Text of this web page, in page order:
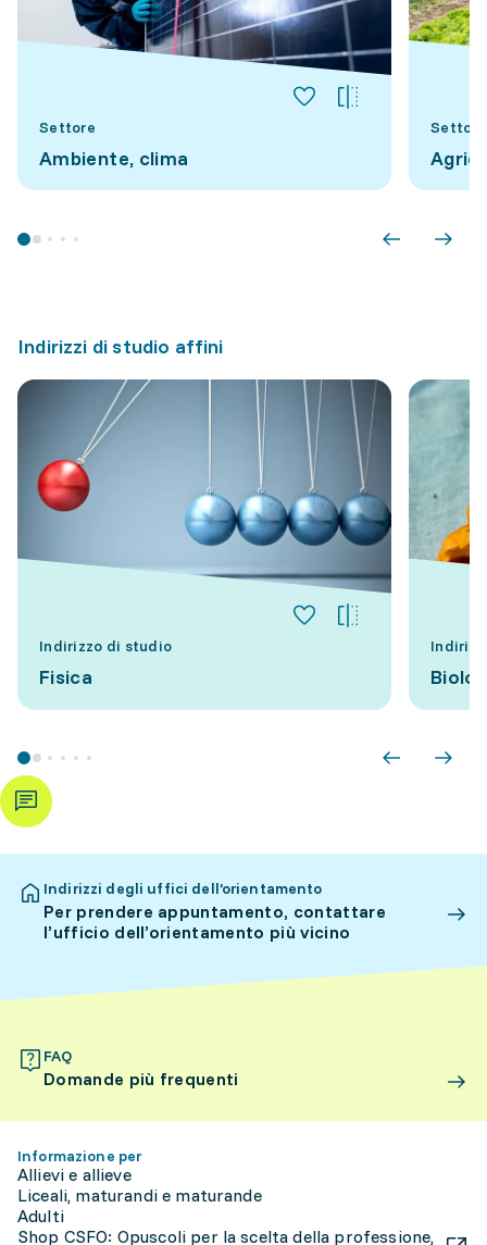
Settore
Ambiente, clima
Settore
Indirizzi di studio affini
Indirizzo di studio
Fisica
Indirizzi degli uffici dell’orientamento
Per prendere appuntamento, contattare
l’ufficio dell’orientamento più vicino
FAQ
Domande più frequenti
Informazione per
Allievi e allieve
Liceali, maturandi e maturande
Adulti
Shop CSFO: Opuscoli per la scelta della professione,